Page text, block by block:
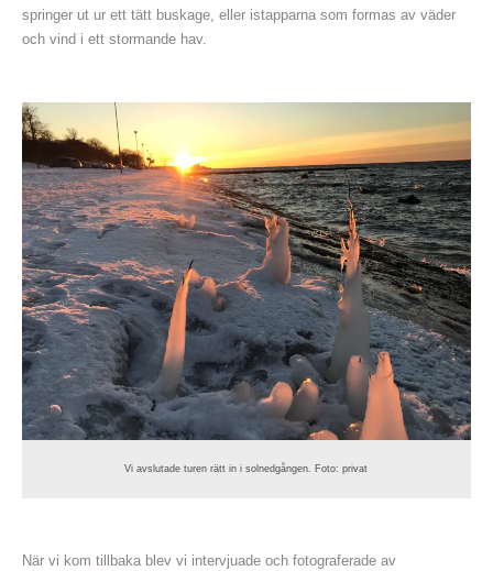
springer ut ur ett tätt buskage, eller istapparna som formas av väder
och vind i ett stormande hav.
Vi avslutade turen rätt in i solnedgången. Foto: privat
När vi kom tillbaka blev vi intervjuade och fotograferade av